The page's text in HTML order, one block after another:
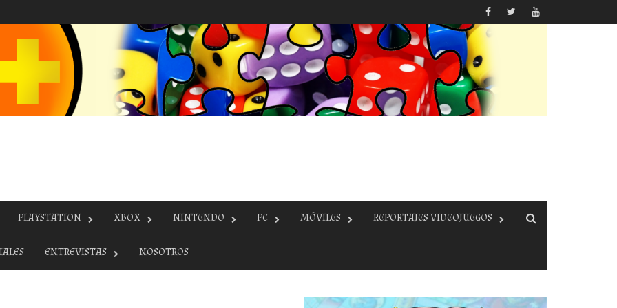
PLAYSTATION XBOX NINTENDO PC MÓVILES REPORTAJES VIDEOJUEGOS
ENTREVISTAS NOSOTROS